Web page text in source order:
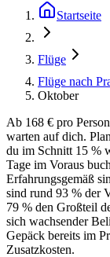
Startseite
Flüge
Flüge nach
Oktober
Ab 168 € pro
warten auf dich.
du im Schnitt 15 %
Tage im Voraus
Erfahrungsgemäß
sind rund 93 % der
79 % den Großteil
sich wachsender
Gepäck bereits im
Zusatzkosten.